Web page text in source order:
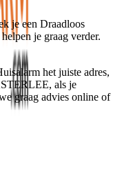
je een Draadloos
je graag verder.
het juiste adres,
als je
graag advies online of